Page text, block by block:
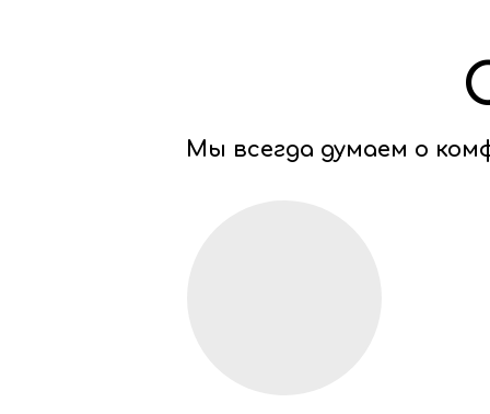
Мы всегда думаем о